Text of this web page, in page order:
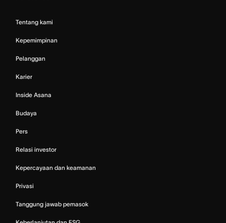
Tentang kami
Kepemimpinan
Pelanggan
Karier
Inside Asana
Budaya
Pers
Relasi investor
Kepercayaan dan keamanan
Privasi
Tanggung jawab pemasok